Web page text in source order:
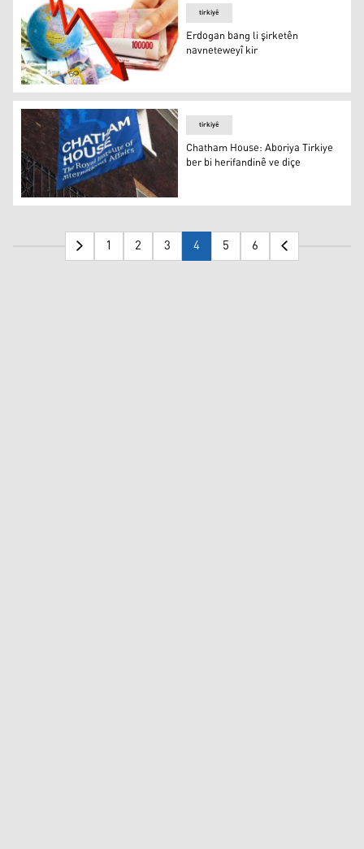
Erdogan bang li şirketên navneteweyî kir
tirkiyê
Erdogan bang li şirketên
navneteweyî kir
Chatham House: Aboriya Tirkiye ber bi herifandinê ve
tirkiyê
Chatham House: Aboriya Tirkiye
ber bi herifandinê ve diçe
1 2 3 4 5 6